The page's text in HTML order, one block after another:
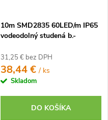
10m SMD2835 60LED/m IP65
vodeodolný studená b.-
31,25 € bez DPH
38,44 €/ ks
Skladom
DO KOŠÍKA